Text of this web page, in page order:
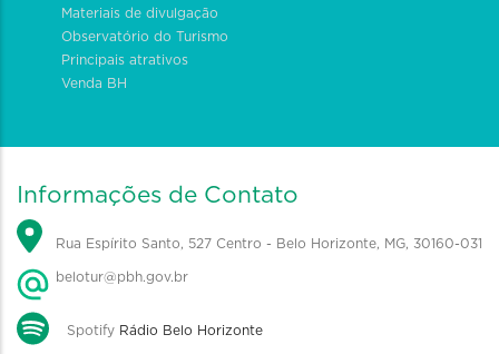
Materiais de divulgação
Observatório do Turismo
Principais atrativos
Venda BH
Informações de Contato
Rua Espírito Santo, 527 Centro - Belo Horizonte, MG, 30160-031
belotur@pbh.gov.br
Spotify Rádio Belo Horizonte